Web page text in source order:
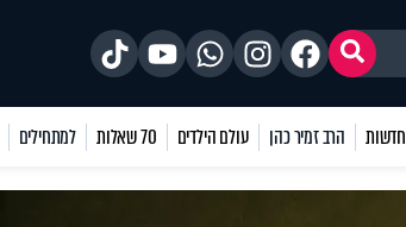
חדשות הרב זמיר כהן עולם הילדים 70 שאלות למתחילים